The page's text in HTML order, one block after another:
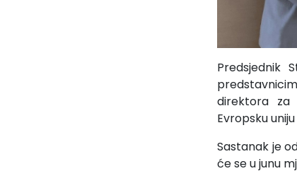
Predsjednik
direktora za
Evropsku
Sastanak je
će se u junu